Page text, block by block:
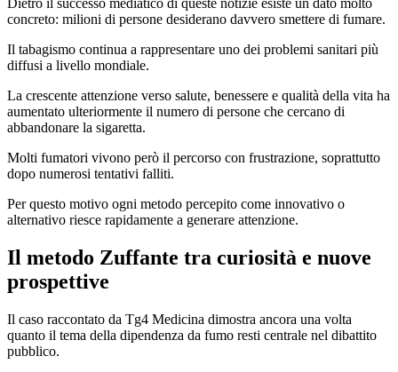
Dietro il successo mediatico di queste notizie esiste un dato molto
concreto: milioni di persone desiderano davvero smettere di fumare.
Il tabagismo continua a rappresentare uno dei problemi sanitari più
diffusi a livello mondiale.
La crescente attenzione verso salute, benessere e qualità della vita ha
aumentato ulteriormente il numero di persone che cercano di
abbandonare la sigaretta.
Molti fumatori vivono però il percorso con frustrazione, soprattutto
dopo numerosi tentativi falliti.
Per questo motivo ogni metodo percepito come innovativo o
alternativo riesce rapidamente a generare attenzione.
Il metodo Zuffante tra curiosità e nuove
prospettive
Il caso raccontato da Tg4 Medicina dimostra ancora una volta
quanto il tema della dipendenza da fumo resti centrale nel dibattito
pubblico.